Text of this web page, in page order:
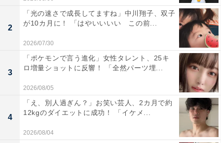
2
「光の速さで成長してますね」中川翔子、双子
が10カ月に！ 「はやいいいい この前...
2026/07/30
3
「ポケモンで言う進化」女性タレント、25キ
ロ増量ショットに反響！ 「全然パーツ埋...
2026/08/05
4
「え、別人過ぎん？」お笑い芸人、2カ月で約
12kgのダイエットに成功！ 「イケメ...
2026/08/04